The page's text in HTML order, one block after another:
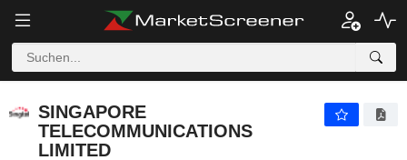
SINGAPORE
TELECOMMUNICATIONS
LIMITED